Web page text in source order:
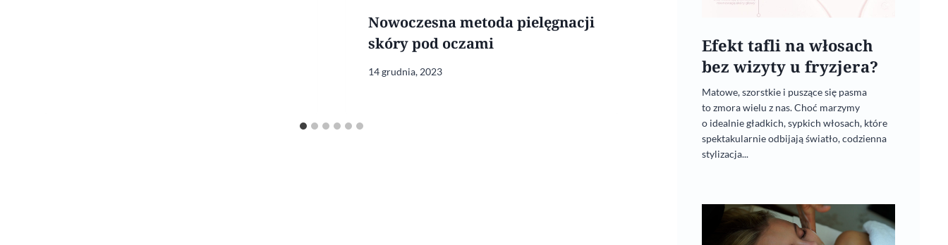
Nowoczesna metoda pielęgnacji
skóry pod oczami
14 grudnia, 2023
Efekt tafli na włosach
bez wizyty u fryzjera?
Matowe, szorstkie i puszące się pasma
to zmora wielu z nas. Choć marzymy
o idealnie gładkich, sypkich włosach, które
spektakularnie odbijają światło, codzienna
stylizacja...